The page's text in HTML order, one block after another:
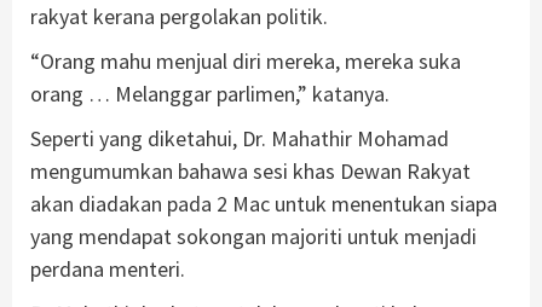
rakyat kerana pergolakan politik.
“Orang mahu menjual diri mereka, mereka suka
orang … Melanggar parlimen,” katanya.
Seperti yang diketahui, Dr. Mahathir Mohamad
mengumumkan bahawa sesi khas Dewan Rakyat
akan diadakan pada 2 Mac untuk menentukan siapa
yang mendapat sokongan majoriti untuk menjadi
perdana menteri.